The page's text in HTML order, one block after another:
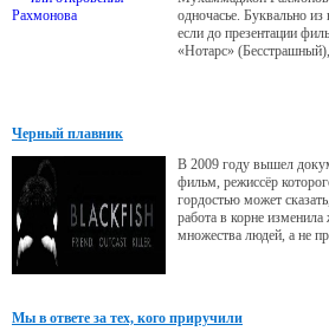
одночасье. Буквально из
если до презентации
«Нотарс»
(Из рая) и «Нотарс-2».
все удается?
Черный плавник
В 2009 году вышел
фильм, режиссёр
гордостью может
работа в корне изменила
множества людей, а не
Мы в ответе за тех, кого приручили